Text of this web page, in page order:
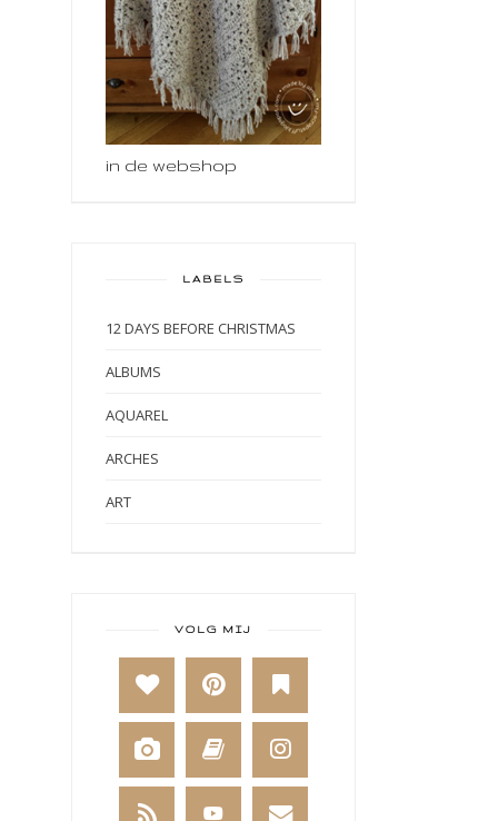
in de webshop
LABELS
12 DAYS BEFORE CHRISTMAS
ALBUMS
AQUAREL
ARCHES
ART
BAKKEN
BEESTENBOEL
BOEKEN
BREIEN
VOLG MIJ